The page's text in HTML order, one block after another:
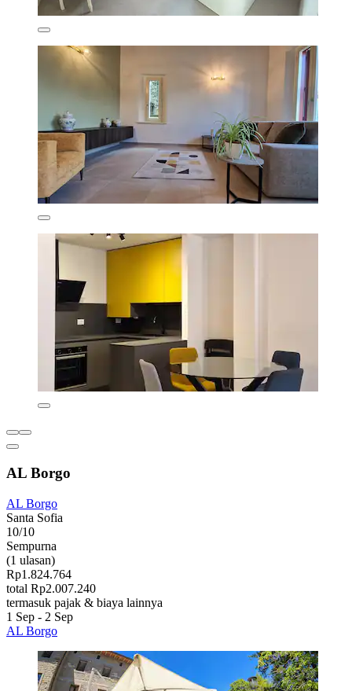
AL Borgo
AL Borgo
Santa Sofia
10/10
Sempurna
(1 ulasan)
Rp1.824.764
total Rp2.007.240
termasuk pajak & biaya lainnya
1 Sep - 2 Sep
AL Borgo